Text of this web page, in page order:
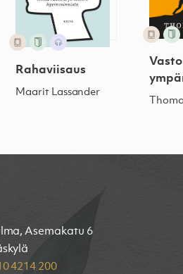
Rahaviisaus
Maarit Lassander
Asemakatu 6
4214 200